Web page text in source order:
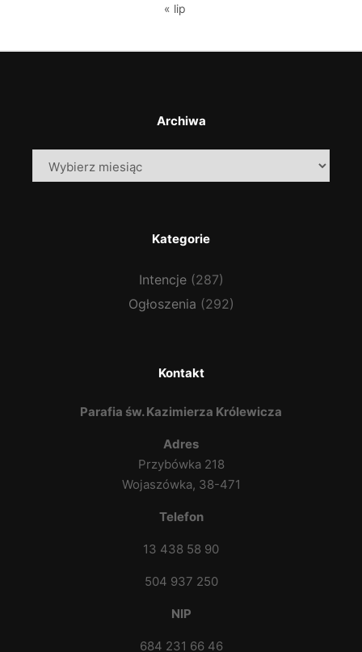
« lip
Archiwa
Archiwa
Kategorie
Intencje(287)
Ogłoszenia (292)
Kontakt
Parafia św. Kazimierza Królewicza
Adres
Przybówka 218
Wojaszówka, 38-471
Telefon
13 438 58 90
504 937 250
NIP
684 231 66 46